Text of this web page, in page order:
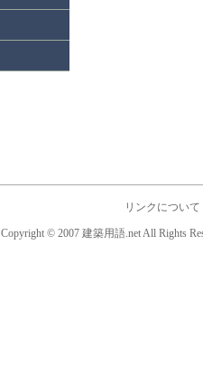
リンクについて
Copyright © 2007 建築用語.net All Rights